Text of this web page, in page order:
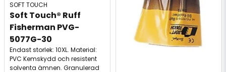
SOFT TOUCH
Soft Touch® Ruff
Fisherman PVG-
5077G-30
Endast storlek: 10XL. Material:
PVC Kemskydd och resistent
solventa ämnen. Granulerad